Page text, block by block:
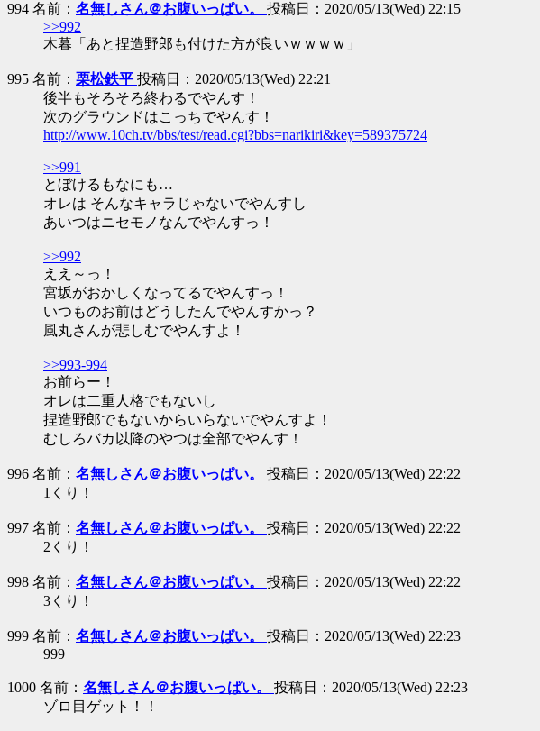
994 名前： 名無しさん＠お腹いっぱい。 投稿日：2020/05/13(Wed) 22:15
>>992
木暮「あと捏造野郎も付けた方が良いｗｗｗｗ」
995 名前： 栗松鉄平 投稿日：2020/05/13(Wed) 22:21
後半もそろそろ終わるでやんす！
次のグラウンドはこっちでやんす！
http://www.10ch.tv/bbs/test/read.cgi?bbs=narikiri&key=589375724
>>991
とぼけるもなにも…
オレは そんなキャラじゃないでやんすし
あいつはニセモノなんでやんすっ！
>>992
ええ～っ！
宮坂がおかしくなってるでやんすっ！
いつものお前はどうしたんでやんすかっ？
風丸さんが悲しむでやんすよ！
>>993-994
お前らー！
オレは二重人格でもないし
捏造野郎でもないからいらないでやんすよ！
むしろバカ以降のやつは全部でやんす！
996 名前： 名無しさん＠お腹いっぱい。 投稿日：2020/05/13(Wed) 22:22
1くり！
997 名前： 名無しさん＠お腹いっぱい。 投稿日：2020/05/13(Wed) 22:22
2くり！
998 名前： 名無しさん＠お腹いっぱい。 投稿日：2020/05/13(Wed) 22:22
3くり！
999 名前： 名無しさん＠お腹いっぱい。 投稿日：2020/05/13(Wed) 22:23
999
1000 名前： 名無しさん＠お腹いっぱい。 投稿日：2020/05/13(Wed) 22:23
ゾロ目ゲット！！